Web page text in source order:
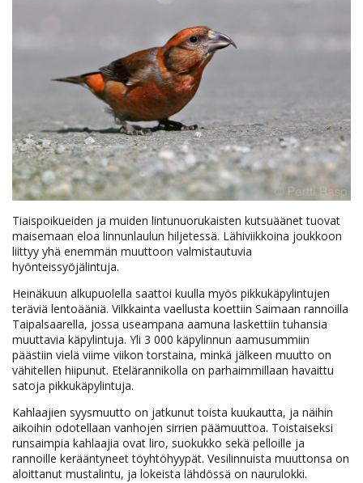
Tiaispoikueiden ja muiden lintunuorukaisten kutsuäänet tuovat
maisemaan eloa linnunlaulun hiljetessä. Lähiviikkoina joukkoon
liittyy yhä enemmän muuttoon valmistautuvia
hyönteissyöjälintuja.
Heinäkuun alkupuolella saattoi kuulla myös pikkukäpylintujen
teräviä lentoääniä. Vilkkainta vaellusta koettiin Saimaan rannoilla
Taipalsaarella, jossa useampana aamuna laskettiin tuhansia
muuttavia käpylintuja. Yli 3 000 käpylinnun aamusummiin
päästiin vielä viime viikon torstaina, minkä jälkeen muutto on
vähitellen hiipunut. Etelärannikolla on parhaimmillaan havaittu
satoja pikkukäpylintuja.
Kahlaajien syysmuutto on jatkunut toista kuukautta, ja näihin
aikoihin odotellaan vanhojen sirrien päämuuttoa. Toistaiseksi
runsaimpia kahlaajia ovat liro, suokukko sekä pelloille ja
rannoille kerääntyneet töyhtöhyypät. Vesilinnuista muuttonsa on
aloittanut mustalintu, ja lokeista lähdössä on naurulokki.